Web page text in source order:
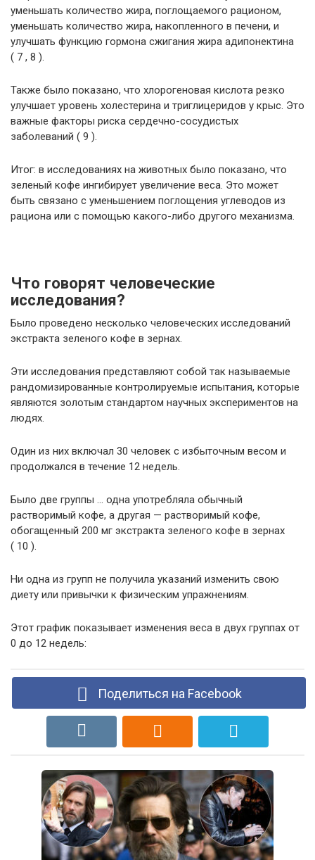
уменьшать количество жира, поглощаемого рационом,
уменьшать количество жира, накопленного в печени, и
улучшать функцию гормона сжигания жира адипонектина
( 7 , 8 ).
Также было показано, что хлорогеновая кислота резко
улучшает уровень холестерина и триглицеридов у крыс. Это
важные факторы риска сердечно-сосудистых
заболеваний ( 9 ).
Итог: в исследованиях на животных было показано, что
зеленый кофе ингибирует увеличение веса. Это может
быть связано с уменьшением поглощения углеводов из
рациона или с помощью какого-либо другого механизма.
Что говорят человеческие
исследования?
Было проведено несколько человеческих исследований
экстракта зеленого кофе в зернах.
Эти исследования представляют собой так называемые
рандомизированные контролируемые испытания, которые
являются золотым стандартом научных экспериментов на
людях.
Один из них включал 30 человек с избыточным весом и
продолжался в течение 12 недель.
Было две группы … одна употребляла обычный
растворимый кофе, а другая — растворимый кофе,
обогащенный 200 мг экстракта зеленого кофе в зернах
( 10 ).
Ни одна из групп не получила указаний изменить свою
диету или привычки к физическим упражнениям.
Этот график показывает изменения веса в двух группах от
0 до 12 недель:
Поделиться на Facebook